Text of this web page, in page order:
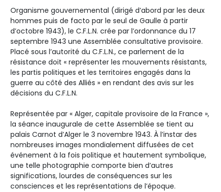
Organisme gouvernemental (dirigé d’abord par les deux
hommes puis de facto par le seul de Gaulle à partir
d’octobre 1943), le C.F.L.N. crée par l’ordonnance du 17
septembre 1943 une Assemblée consultative provisoire.
Placé sous l’autorité du C.F.L.N., ce parlement de la
résistance doit « représenter les mouvements résistants,
les partis politiques et les territoires engagés dans la
guerre au côté des Alliés » en rendant des avis sur les
décisions du C.F.L.N.
Représentée par « Alger, capitale provisoire de la France »,
la séance inaugurale de cette Assemblée se tient au
palais Carnot d’Alger le 3 novembre 1943. À l’instar des
nombreuses images mondialement diffusées de cet
événement à la fois politique et hautement symbolique,
une telle photographie comporte bien d’autres
significations, lourdes de conséquences sur les
consciences et les représentations de l’époque.